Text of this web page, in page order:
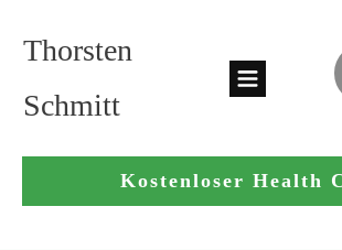
Thorsten
Schmitt
Kostenloser Health